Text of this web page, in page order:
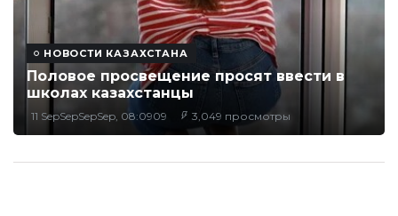
НОВОСТИ КАЗАХСТАНА
Половое просвещение просят ввести в
школах казахстанцы
11 SepSepSepSep, 08:0909 3,049 просмотры